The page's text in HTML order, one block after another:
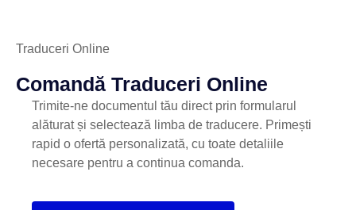
Traduceri Online
Comandă Traduceri Online
Trimite-ne documentul tău direct prin formularul
alăturat și selectează limba de traducere. Primești
rapid o ofertă personalizată, cu toate detaliile
necesare pentru a continua comanda.